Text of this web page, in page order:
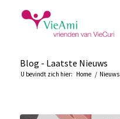
Blog - Laatste Nieuws
U bevindt zich hier: Home / Nieuws